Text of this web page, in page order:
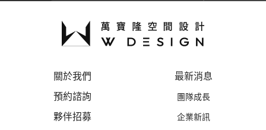
關於我們
預約諮詢
夥伴招募
最新消息
團隊成長
企業新訊